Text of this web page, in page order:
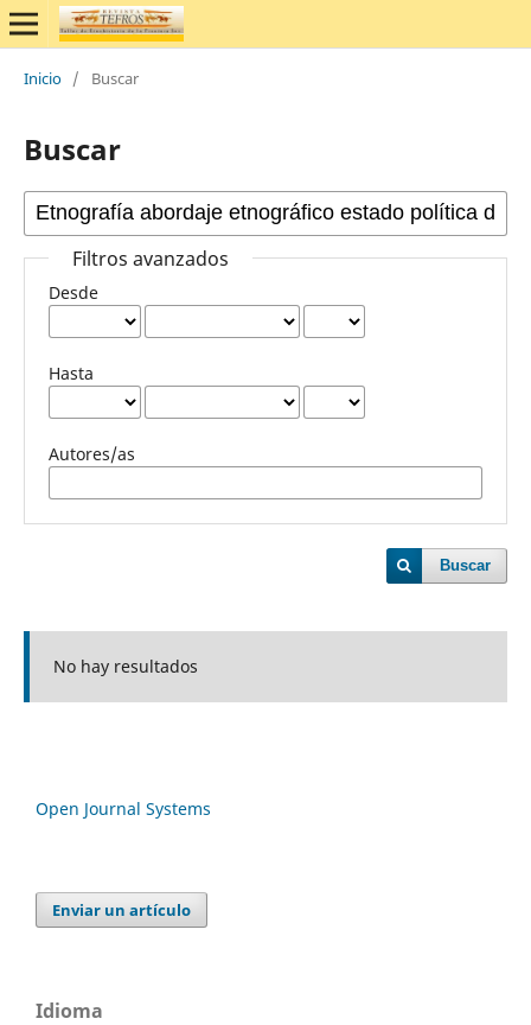
Inicio / Buscar
Buscar
Filtros avanzados
Desde
Hasta
Autores/as
Buscar
No hay resultados
Open Journal Systems
Enviar un artículo
Idioma